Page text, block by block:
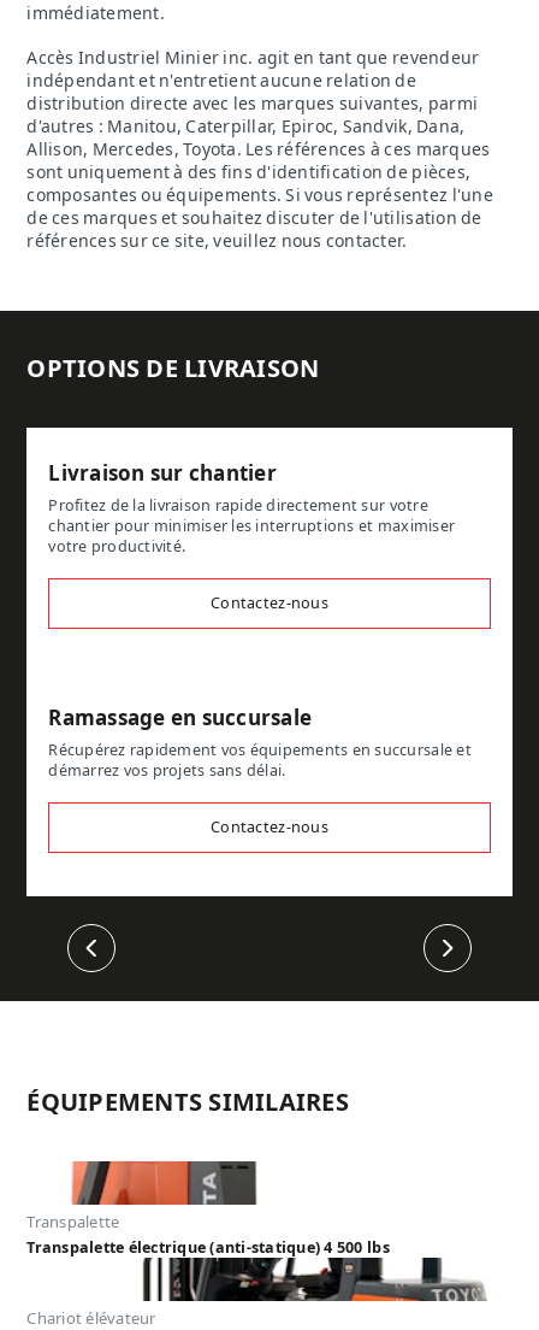
immédiatement.
Accès Industriel Minier inc. agit en tant que revendeur
indépendant et n'entretient aucune relation de
distribution directe avec les marques suivantes, parmi
d'autres : Manitou, Caterpillar, Epiroc, Sandvik, Dana,
Allison, Mercedes, Toyota. Les références à ces marques
sont uniquement à des fins d'identification de pièces,
composantes ou équipements. Si vous représentez l'une
de ces marques et souhaitez discuter de l'utilisation de
références sur ce site, veuillez nous contacter.
OPTIONS DE LIVRAISON
Livraison sur chantier
Profitez de la livraison rapide directement sur votre
chantier pour minimiser les interruptions et maximiser
votre productivité.
Contactez-nous
Ramassage en succursale
Récupérez rapidement vos équipements en succursale et
démarrez vos projets sans délai.
Contactez-nous
Précédent Suivant
ÉQUIPEMENTS SIMILAIRES
Transpalette
Transpalette électrique (anti-statique) 4 500 lbs
Chariot élévateur